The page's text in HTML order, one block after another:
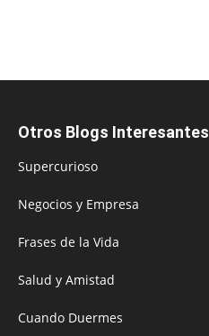
Otros Blogs Interesantes
Supercurioso
Negocios y Empresa
Frases de la Vida
Salud y Amistad
Cuando Duermes